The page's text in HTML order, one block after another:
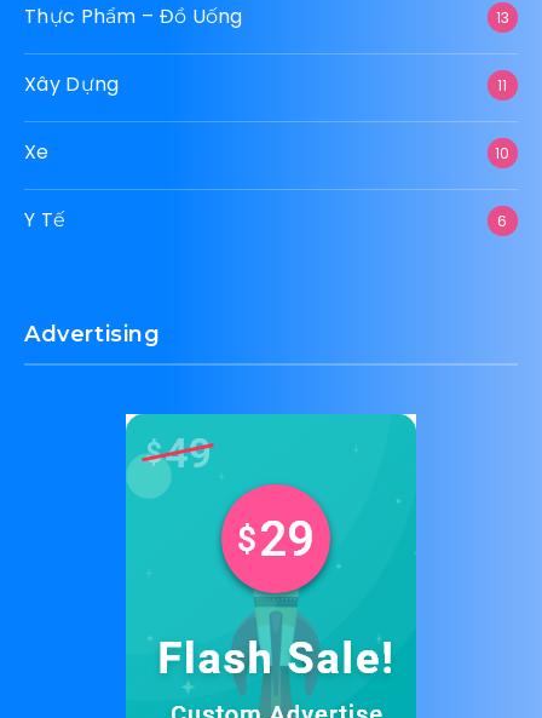
Thực Phẩm – Đồ Uống 13
Xây Dựng 11
Xe 10
Y Tế 6
Advertising